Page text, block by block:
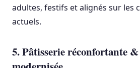
adultes, festifs et alignés sur les
actuels.
5. Pâtisserie réconfortante